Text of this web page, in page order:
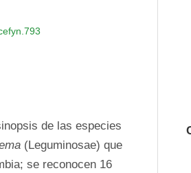
de las especies
(Leguminosae) que
se reconocen 16